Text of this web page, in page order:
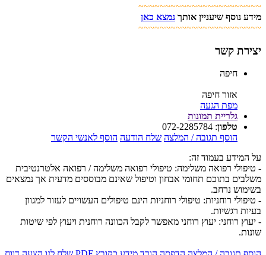
~~~~~~~~~~~~~~~~~~~~~~~
מידע נוסף שיעניין אותך נמצא כאן
~~~~~~~~~~~~~~~~~~~~~~~
יצירת קשר
חיפה
אזור חיפה
מפת הגעה
גלריית תמונות
טלפון:
072-2285784
הוסף תגובה / המלצה שלח הודעה הוסף לאנשי הקשר
על המידע בעמוד זה:
- טיפולי רפואה משלימה: טיפולי רפואה משלימה / רפואה אלטרנטיבית
משלבים בתוכם תחומי אבחון וטיפול שאינם מבוססים מדעית אך נמצאים
בשימוש נרחב.
- טיפולי רוחניות: טיפולי רוחניות הינם טיפולים העשויים לעזור למגוון
בעיות רגשיות.
- יעוץ רוחני: יעוץ רוחני מאפשר לקבל הכוונה רוחנית ויעוץ לפי שיטות
שונות.